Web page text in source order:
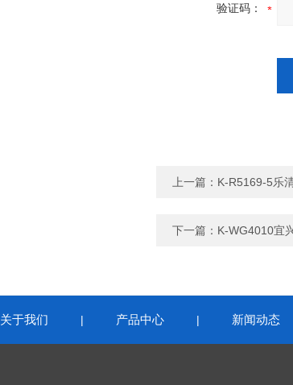
验证码：
上一篇： K-R5169-5乐
下一篇： K-WG4010宜
关于我们 | 产品中心 | 新闻动态